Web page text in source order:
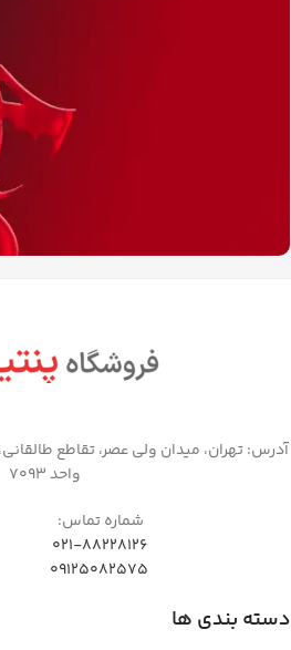
مشاهده جزئیات
آدرس: تهران، میدان ولی عصر، تقاطع
واحد 7093
شماره تماس:
021-88228126
09125082575
دسته بندی ها